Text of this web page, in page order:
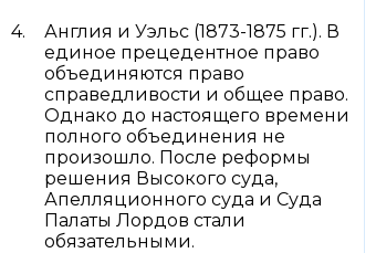
Англия и Уэльс (1873-1875 гг.). В
единое прецедентное право
объединяются право
справедливости и общее право.
Однако до настоящего времени
полного объединения не
произошло. После реформы
решения Высокого суда,
Апелляционного суда и Суда
Палаты Лордов стали
обязательными.